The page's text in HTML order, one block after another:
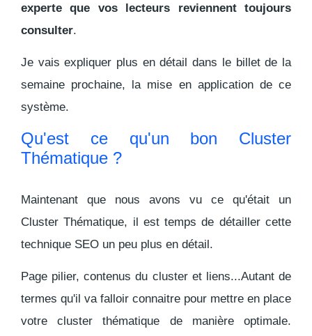
experte que vos lecteurs reviennent toujours
consulter.
Je vais expliquer plus en détail dans le billet de la
semaine prochaine, la mise en application de ce
système.
Qu'est ce qu'un bon Cluster
Thématique ?
Maintenant que nous avons vu ce qu'était un
Cluster Thématique, il est temps de détailler cette
technique SEO un peu plus en détail.
Page pilier, contenus du cluster et liens...Autant de
termes qu'il va falloir connaitre pour mettre en place
votre cluster thématique de manière optimale.